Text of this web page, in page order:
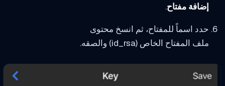
إضافة مفتاح.
حدد اسماً للمفتاح، ثم انسخ محتوى
ملف المفتاح الخاص (id_rsa) والصقه.